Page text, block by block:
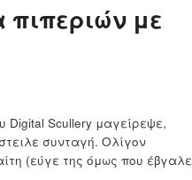
με
Digital Scullery μαγείρεψε,
συνταγή. Ολίγον
(εύγε της όμως που έβγαλε